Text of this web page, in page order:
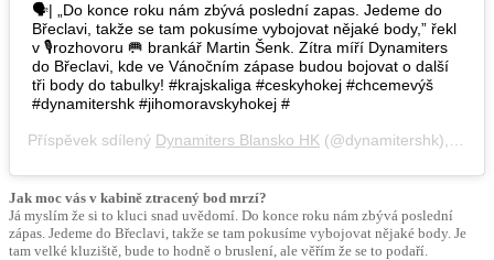
🗣| „Do konce roku nám zbývá poslední zapas. Jedeme do
Břeclavi, takže se tam pokusíme vybojovat nějaké body,” řekl
v 🎙rozhovoru 🥅 brankář Martin Šenk. Zítra míří Dynamiters
do Břeclavi, kde ve Vánočním zápase budou bojovat o další
tři body do tabulky! #krajskaliga #ceskyhokej #chcemevýš
#dynamitershk #jihomoravskyhokej #
Příspěvek sdílený Dynamiters Blansko HK (@dynamitershk),
Jak moc vás v kabině ztracený bod mrzí?
Já myslím že si to kluci snad uvědomí. Do konce roku nám zbývá poslední
zápas. Jedeme do Břeclavi, takže se tam pokusíme vybojovat nějaké body. Je
tam velké kluziště, bude to hodně o bruslení, ale věřím že se to podaří.